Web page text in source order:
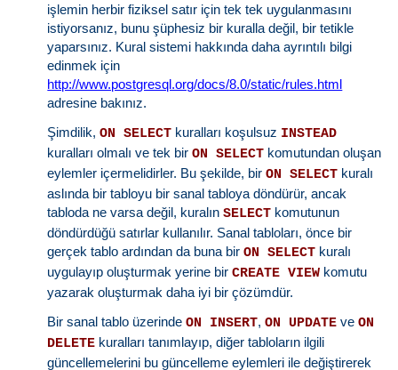
işlemin herbir fiziksel satır için tek tek uygulanmasını
istiyorsanız, bunu şüphesiz bir kuralla değil, bir tetikle
yaparsınız. Kural sistemi hakkında daha ayrıntılı bilgi
edinmek için
http://www.postgresql.org/docs/8.0/static/rules.html
adresine bakınız.
Şimdilik,ON SELECT kuralları koşulsuz INSTEAD
kuralları olmalı ve tek birON SELECT komutundan oluşan
eylemler içermelidirler. Bu şekilde, birON SELECT kuralı
aslında bir tabloyu bir sanal tabloya döndürür, ancak
tabloda ne varsa değil, kuralınSELECT komutunun
döndürdüğü satırlar kullanılır. Sanal tabloları, önce bir
gerçek tablo ardından da buna birON SELECT kuralı
uygulayıp oluşturmak yerine birCREATE VIEW komutu
yazarak oluşturmak daha iyi bir çözümdür.
Bir sanal tablo üzerindeON INSERT,ON UPDATE veON
DELETE kuralları tanımlayıp, diğer tabloların ilgili
güncellemelerini bu güncelleme eylemleri ile değiştirerek